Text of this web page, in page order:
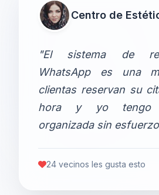
Centro de
"El sistema de
WhatsApp es una
clientas reservan su
hora y yo tengo
organizada sin
24 vecinos les gusta esto